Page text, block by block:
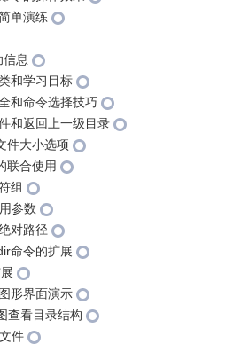
单演练
息
和学习目标
和命令选择技巧
和返回上一级目录
件大小选项
联合使用
组
参数
对路径
命令的扩展
形界面演示
查看目录结构
件